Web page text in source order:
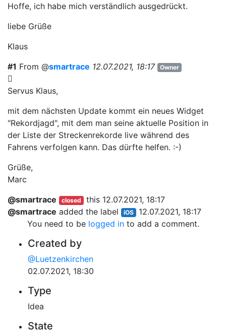
Hoffe, ich habe mich verständlich ausgedrückt.
liebe Grüße
Klaus
#1 From @smartrace 12.07.2021, 18:17 Owner
Servus Klaus,
mit dem nächsten Update kommt ein neues Widget
"Rekordjagd", mit dem man seine aktuelle Position in
der Liste der Streckenrekorde live während des
Fahrens verfolgen kann. Das dürfte helfen. :-)
Grüße,
Marc
@smartrace
closed this 12.07.2021, 18:17
@smartrace added the label iOS
12.07.2021, 18:17
You need to be logged into add a comment.
Created by
@Luetzenkirchen
02.07.2021, 18:30
Type
Idea
State